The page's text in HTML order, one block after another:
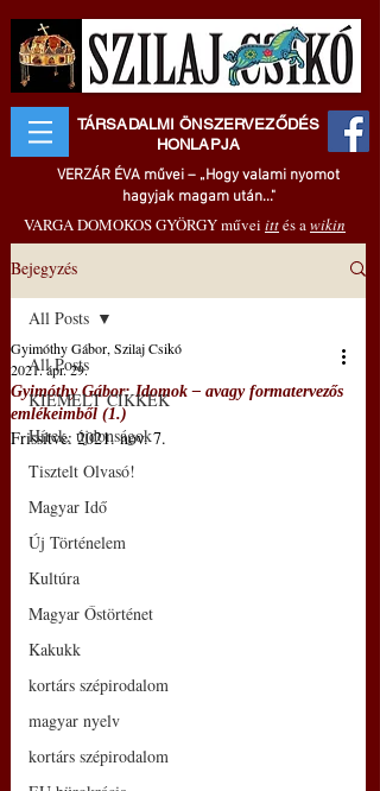
TÁRSADALMI ÖNSZERVEZŐDÉS
HONLAPJA
VERZÁR ÉVA művei – „Hogy valami nyomot
hagyjak magam után..."
VARGA DOMOKOS GYÖRGY művei ittés awikin
Bejegyzés
All Posts
KIEMELT CIKKEK
Hírek, újdonságok
Tisztelt Olvasó!
Magyar Idő
Új Történelem
Kultúra
Magyar Őstörténet
Kakukk
kortárs szépirodalom
magyar nyelv
kortárs szépirodalom
All Posts
Gyimóthy Gábor: Idomok – avagy formatervezős
emlékeimből (1.)
Gyimóthy Gábor, Szilaj Csikó
2021. ápr. 29.
Frissítve:2021. nov. 7.